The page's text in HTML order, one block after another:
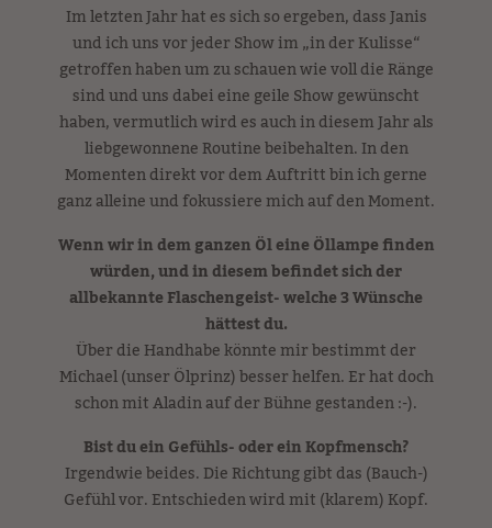
Im letzten Jahr hat es sich so ergeben, dass Janis
und ich uns vor jeder Show im „in der Kulisse“
getroffen haben um zu schauen wie voll die Ränge
sind und uns dabei eine geile Show gewünscht
haben, vermutlich wird es auch in diesem Jahr als
liebgewonnene Routine beibehalten. In den
Momenten direkt vor dem Auftritt bin ich gerne
ganz alleine und fokussiere mich auf den Moment.
Wenn wir in dem ganzen Öl eine Öllampe finden
würden, und in diesem befindet sich der
allbekannte Flaschengeist- welche 3 Wünsche
hättest du.
Über die Handhabe könnte mir bestimmt der
Michael (unser Ölprinz) besser helfen. Er hat doch
schon mit Aladin auf der Bühne gestanden :-).
Bist du ein Gefühls- oder ein Kopfmensch?
Irgendwie beides. Die Richtung gibt das (Bauch-)
Gefühl vor. Entschieden wird mit (klarem) Kopf.